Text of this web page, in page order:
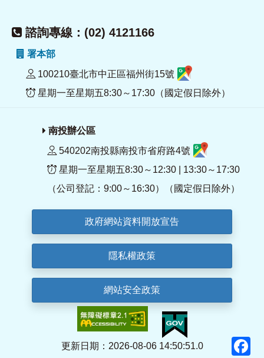
諮詢專線：(02) 4121166
署本部
100210臺北市中正區福州街15號
星期一至星期五8:30～17:30（國定假日除外）
南投辦公區
540202南投縣南投市省府路4號
星期一至星期五8:30～12:30 | 13:30～17:30
（公司登記：9:00～16:30）（國定假日除外）
政府網站資料開放宣告
隱私權政策
網站安全政策
更新日期：2026-08-06 14:50:51.0